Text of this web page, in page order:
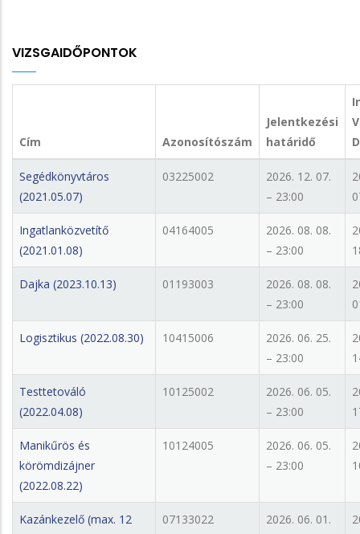
VIZSGAIDŐPONTOK
Cím Azonosítószám
Jelentkezési
határidő
Segédkönyvtáros
(2021.05.07)
03225002
2026. 12. 07.
– 23:00
Ingatlanközvetítő
(2021.01.08)
04164005
2026. 08. 08.
– 23:00
Dajka (2023.10.13) 01193003
2026. 08. 08.
– 23:00
Logisztikus (2022.08.30) 10415006
2026. 06. 25.
– 23:00
Testtetováló
(2022.04.08)
10125002
2026. 06. 05.
– 23:00
Manikűrös és
körömdizájner
(2022.08.22)
10124005
2026. 06. 05.
– 23:00
Kazánkezelő (max. 12
07133022
2026. 06. 01.